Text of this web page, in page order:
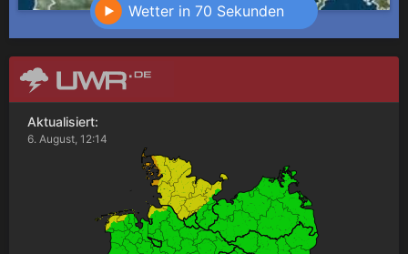
Wetter in 70 Sekunden
Aktualisiert:
6. August, 12:14